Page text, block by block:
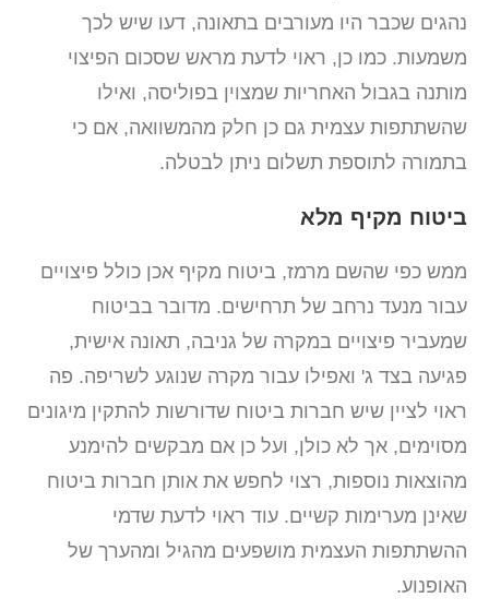
נהגים שכבר היו מעורבים בתאונה, דעו שיש לכך
משמעות. כמו כן, ראוי לדעת מראש שסכום הפיצוי
מותנה בגבול האחריות שמצוין בפוליסה, ואילו
שהשתתפות עצמית גם כן חלק מהמשוואה, אם כי
בתמורה לתוספת תשלום ניתן לבטלה.
ביטוח מקיף מלא
ממש כפי שהשם מרמז, ביטוח מקיף אכן כולל פיצויים
עבור מנעד נרחב של תרחישים. מדובר בביטוח
שמעביר פיצויים במקרה של גניבה, תאונה אישית,
פגיעה בצד ג' ואפילו עבור מקרה שנוגע לשריפה. פה
ראוי לציין שיש חברות ביטוח שדורשות להתקין מיגונים
מסוימים, אך לא כולן, ועל כן אם מבקשים להימנע
מהוצאות נוספות, רצוי לחפש את אותן חברות ביטוח
שאינן מערימות קשיים. עוד ראוי לדעת שדמי
ההשתתפות העצמית מושפעים מהגיל ומהערך של
האופנוע.